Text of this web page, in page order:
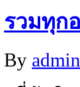
รวมทุก
By admin